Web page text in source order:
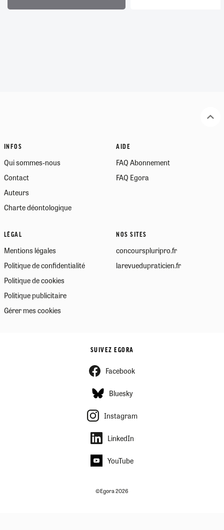
INFOS
Qui sommes-nous
Contact
Auteurs
Charte déontologique
AIDE
FAQ Abonnement
FAQ Egora
LÉGAL
Mentions légales
Politique de confidentialité
Politique de cookies
Politique publicitaire
Gérer mes cookies
NOS SITES
concourspluripro.fr
larevuedupraticien.fr
SUIVEZ EGORA
Facebook
Bluesky
Instagram
LinkedIn
YouTube
©Egora 2026